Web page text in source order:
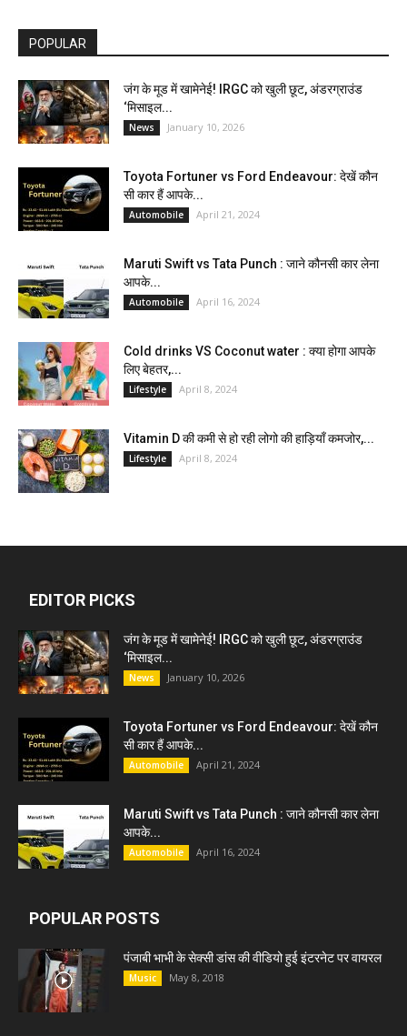
POPULAR
जंग के मूड में खामेनेई! IRGC को खुली छूट, अंडरग्राउंड
‘मिसाइल...
News January 10, 2026
Toyota Fortuner vs Ford Endeavour: देखें कौन
सी कार हैं आपके...
Automobile April 21, 2024
Maruti Swift vs Tata Punch : जाने कौनसी कार लेना
आपके...
Automobile April 16, 2024
Cold drinks VS Coconut water : क्या होगा आपके
लिए बेहतर,...
Lifestyle April 8, 2024
Vitamin D की कमी से हो रही लोगो की हाड़ियाँ कमजोर,...
Lifestyle April 8, 2024
EDITOR PICKS
जंग के मूड में खामेनेई! IRGC को खुली छूट, अंडरग्राउंड
‘मिसाइल...
News January 10, 2026
Toyota Fortuner vs Ford Endeavour: देखें कौन
सी कार हैं आपके...
Automobile April 21, 2024
Maruti Swift vs Tata Punch : जाने कौनसी कार लेना
आपके...
Automobile April 16, 2024
POPULAR POSTS
पंजाबी भाभी के सेक्सी डांस की वीडियो हुई इंटरनेट पर वायरल
Music May 8, 2018